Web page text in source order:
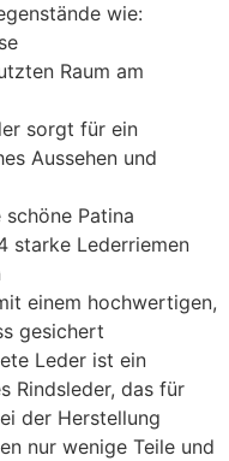
wie:
Raum am
sorgt für ein
Aussehen und
Patina
starke Lederriemen
einem hochwertigen,
gesichert
Leder ist ein
Rindsleder, das für
der Herstellung
nur wenige Teile und